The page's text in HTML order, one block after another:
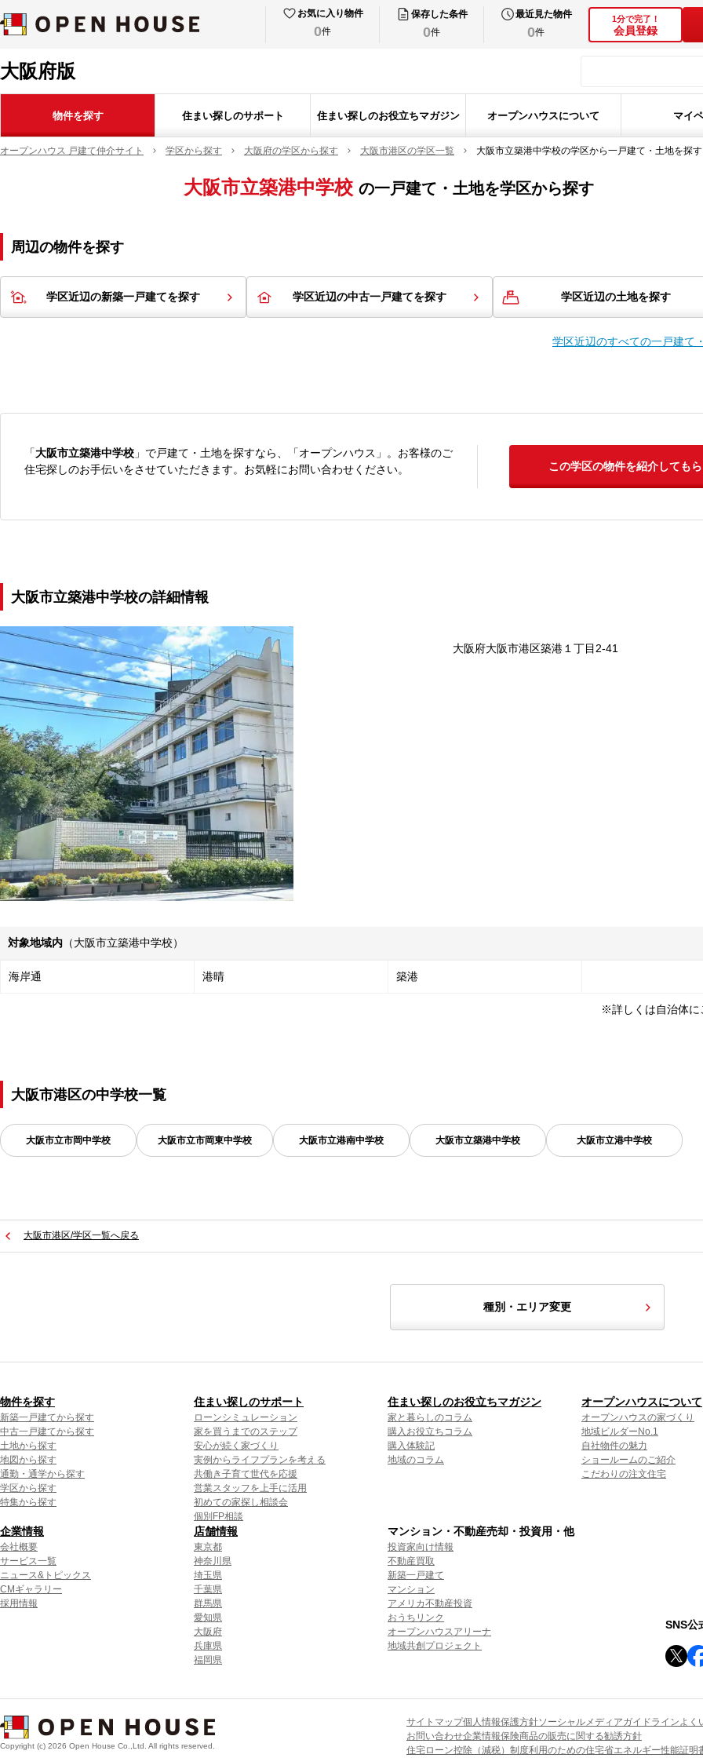
お気に入り物件
0件
保存した条件
0件
最近見た物件
0件
1分で完了！
会員登録
大阪府版
物件を探す 住まい探しのサポート 住まい探しのお役立ちマガジン オープンハウスについて マイ
オープンハウス 戸建て仲介サイト 学区から探す 大阪府の学区から探す 大阪市港区の学区一覧 大阪市立築港中学校の学区から一戸建て・土地を探す
大阪市立築港中学校 の一戸建て・土地を学区から探す
周辺の物件を探す
学区近辺の新築一戸建てを探す 学区近辺の中古一戸建てを探す 学区近辺の土地を探す
学区近辺のすべての一戸建て
「大阪市立築港中学校 」で戸建て・土地を探すなら、「オープンハウス」。お客様のご
住宅探しのお手伝いをさせていただきます。お気軽にお問い合わせください。
この学区の物件を紹介しても
大阪市立築港中学校の詳細情報
大阪府大阪市港区築港１丁目2-41
対象地域内 （大阪市立築港中学校）
海岸通 港晴 築港
※詳しくは自治体に
大阪市港区の中学校一覧
大阪市立市岡中学校 大阪市立市岡東中学校 大阪市立港南中学校 大阪市立築港中学校 大阪市立港中学校
大阪市港区/学区一覧へ戻る
種別・エリア変更
物件を探す
新築一戸建てから探す
中古一戸建てから探す
土地から探す
地図から探す
通勤・通学から探す
学区から探す
特集から探す
住まい探しのサポート
ローンシミュレーション
家を買うまでのステップ
安心が続く家づくり
実例からライフプランを考える
共働き子育て世代を応援
営業スタッフを上手に活用
初めての家探し相談会
個別FP相談
住まい探しのお役立ちマガジン
家と暮らしのコラム
購入お役立ちコラム
購入体験記
地域のコラム
オープンハウスについて
オープンハウスの家づくり
地域ビルダーNo.1
自社物件の魅力
ショールームのご紹介
こだわりの注文住宅
企業情報
会社概要
サービス一覧
ニュース&トピックス
CMギャラリー
採用情報
店舗情報
東京都
神奈川県
埼玉県
千葉県
群馬県
愛知県
大阪府
兵庫県
福岡県
マンション・不動産売却・投資用・他
投資家向け情報
不動産買取
新築一戸建て
マンション
アメリカ不動産投資
おうちリンク
オープンハウスアリーナ
地域共創プロジェクト
SNS公
Copyright (c) 2026 Open House Co.,Ltd. All rights reserved.
サイトマップ個人情報保護方針ソーシャルメディアガイドラインよく
お問い合わせ企業情報保険商品の販売に関する勧誘方針
住宅ローン控除（減税）制度利用のための住宅省エネルギー性能証明